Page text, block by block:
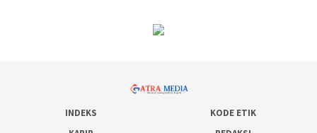
INDEKS
KODE ETIK